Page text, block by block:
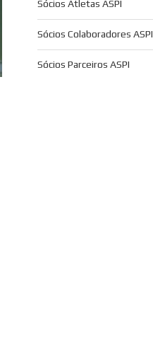
Sócios Atletas ASPI
Sócios Colaboradores ASPI
Sócios Parceiros ASPI